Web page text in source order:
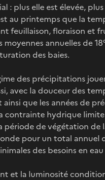
: plus elle est élevée,
au printemps que la
feuillaison, floraison et
annuelles de
des baies.
des précipitations
avec la douceur des
ainsi que les années de
contrainte hydrique
de végétation de
pour un total annuel
des besoins en
et la luminosité